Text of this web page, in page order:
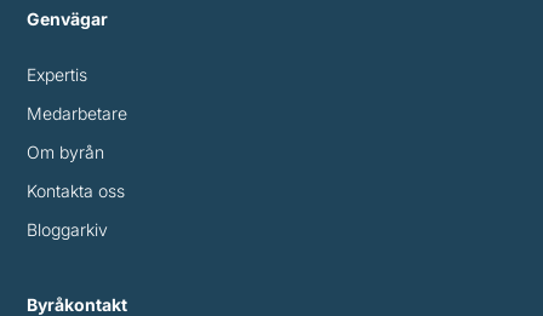
Genvägar
Expertis
Medarbetare
Om byrån
Kontakta oss
Bloggarkiv
Byråkontakt